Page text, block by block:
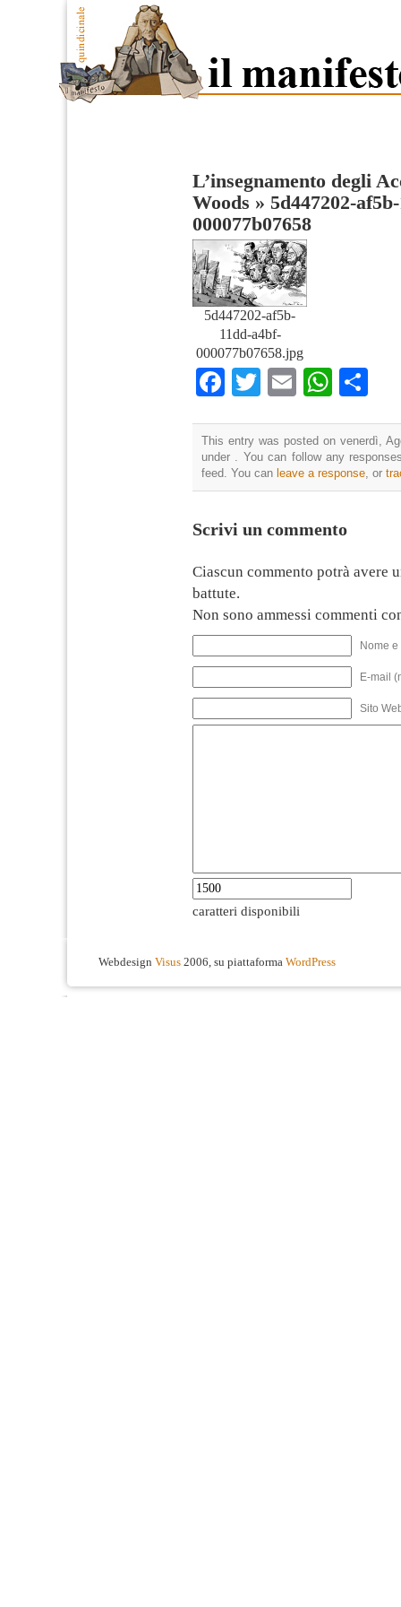
L’insegnamento degli
Woods » 5d447202-
000077b07658
5d447202-af5b-
11dd-a4bf-
000077b07658.jpg
Facebook
TwitterEmail
This entry was posted on venerdì,
under . You can follow any
feed. You can leave a response , or
Scrivi un commento
Ciascun commento potrà avere
battute.
Non sono ammessi commenti
Nome
E-mail
Sito
caratteri disponibili
Webdesign Visus 2006, su piattaforma WordPress